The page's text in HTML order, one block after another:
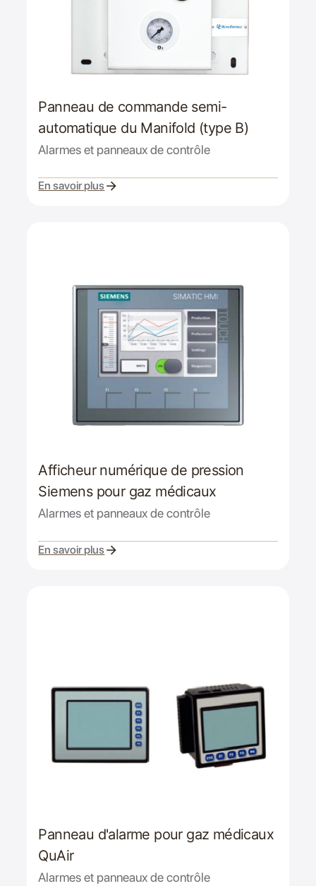
Panneau de commande semi-
automatique du Manifold (type B)
Alarmes et panneaux de contrôle
En savoir plus
Afficheur numérique de pression
Siemens pour gaz médicaux
Alarmes et panneaux de contrôle
En savoir plus
Panneau d'alarme pour gaz médicaux
QuAir
Alarmes et panneaux de contrôle